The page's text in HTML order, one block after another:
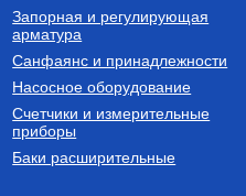
Запорная и регулирующая
арматура
Санфаянс и принадлежности
Насосное оборудование
Счетчики и измерительные
приборы
Баки расширительные